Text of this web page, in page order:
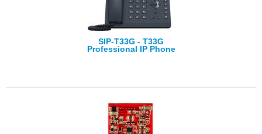
SIP-T33G - T33G
Professional IP Phone